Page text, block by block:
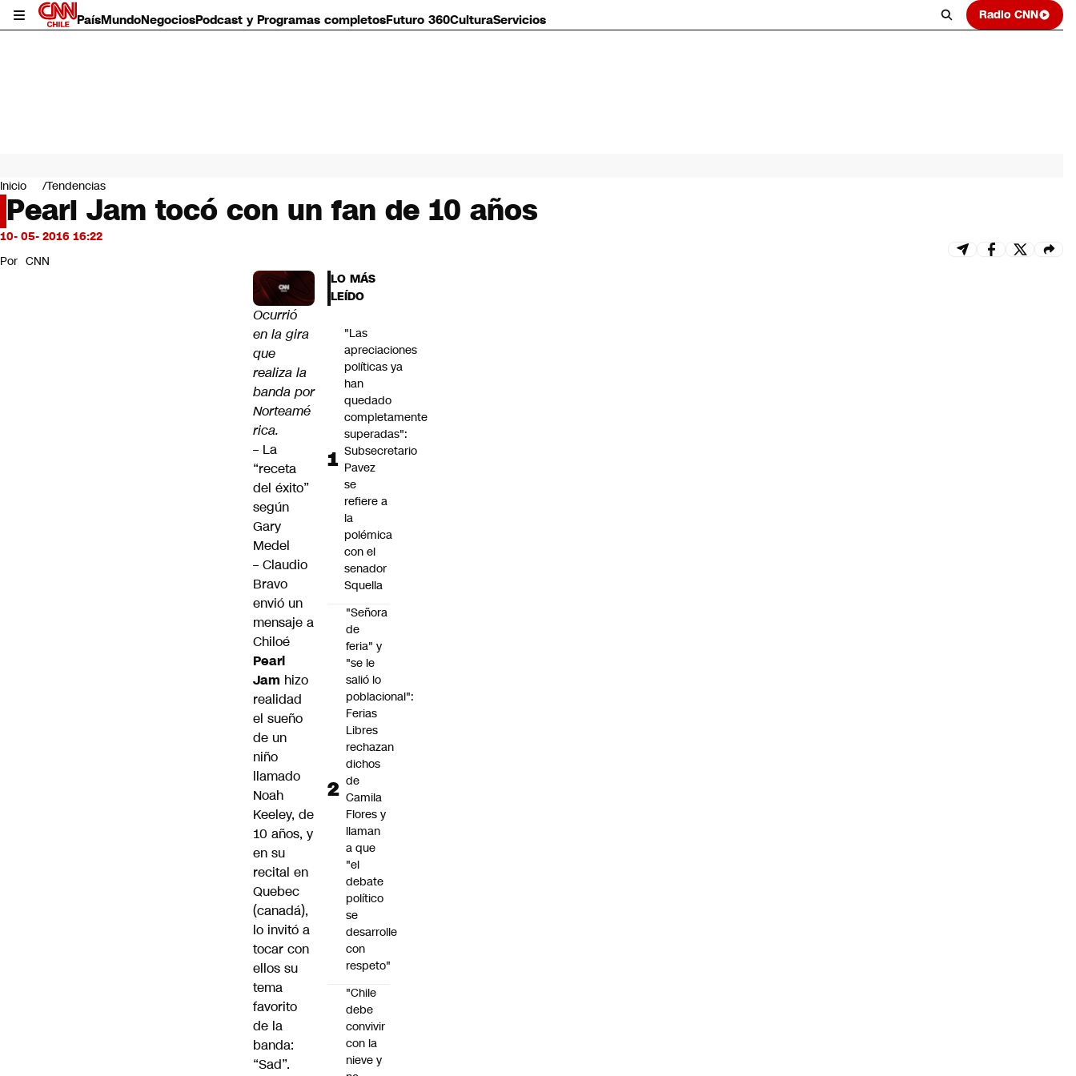
PaísMundoNegociosPodcast y Programas completosFuturo 360CulturaServicios Radio CNN
Mundo
Negocios
Deportes
Programas completos
Servicios
Inicio Tendencias
Pearl Jam tocó con un fan de 10 años
10- 05- 2016 16:22
Por CNN
Ocurrió
en la gira
que
realiza la
banda por
Norteamé
rica.
– La
“receta
del éxito”
según
Gary
Medel
– Claudio
Bravo
envió un
mensaje a
Chiloé
Pearl
Jam hizo
realidad
el sueño
de un
niño
llamado
Noah
Keeley, de
10 años, y
en su
recital en
Quebec
(canadá),
lo invitó a
tocar con
ellos su
tema
favorito
de la
banda:
“Sad”.
LO MÁS
LEÍDO
"Las
apreciaciones
políticas ya
han
quedado
completamente
superadas":
Subsecretario
Pavez
se
refiere a
la
polémica
con el
senador
Squella
"Señora
de
feria" y
"se le
salió lo
poblacional":
Ferias
Libres
rechazan
dichos
de
Camila
Flores y
llaman
a que
"el
debate
político
se
desarrolle
con
respeto"
"Chile
debe
convivir
con la
nieve y